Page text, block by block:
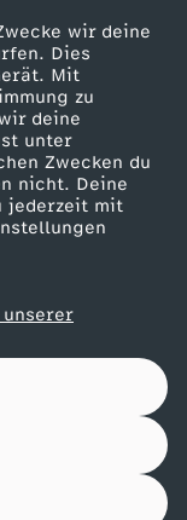
wir deine
Dies
Mit
zu
deine
unter
Zwecken du
nicht. Deine
jederzeit mit
Filtern